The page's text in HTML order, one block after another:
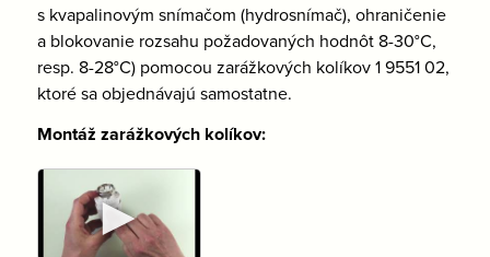
s kvapalinovým snímačom (hydrosnímač), ohraničenie
a blokovanie rozsahu požadovaných hodnôt 8-30°C,
resp. 8-28°C) pomocou zarážkových kolíkov 1 9551 02,
ktoré sa objednávajú samostatne.
Montáž zarážkových kolíkov:
►